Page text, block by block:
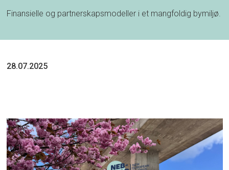
Finansielle og partnerskapsmodeller i et mangfoldig bymiljø.
28.07.2025